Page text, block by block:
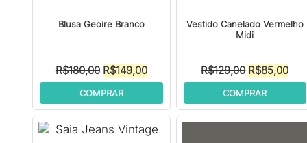
Blusa Geoire Branco
R$180,00 O
preço
original
era:
R$180,00.
R$149,00O
preço
é:
R$149,00.
COMPRAR
Vestido Canelado Vermelho
Midi
R$129,00 O
preço
original
era:
R$129,00.
R$85,00O
é:
COMPRAR